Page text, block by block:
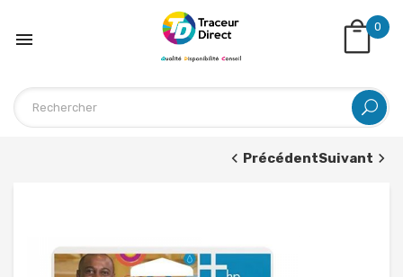

0
PrécédentSuivant